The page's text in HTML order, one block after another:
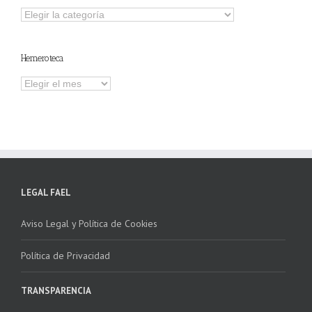
Explorar
Hemeroteca
Hemeroteca
LEGAL FAEL
Aviso Legal y Política de Cookies
Política de Privacidad
TRANSPARENCIA